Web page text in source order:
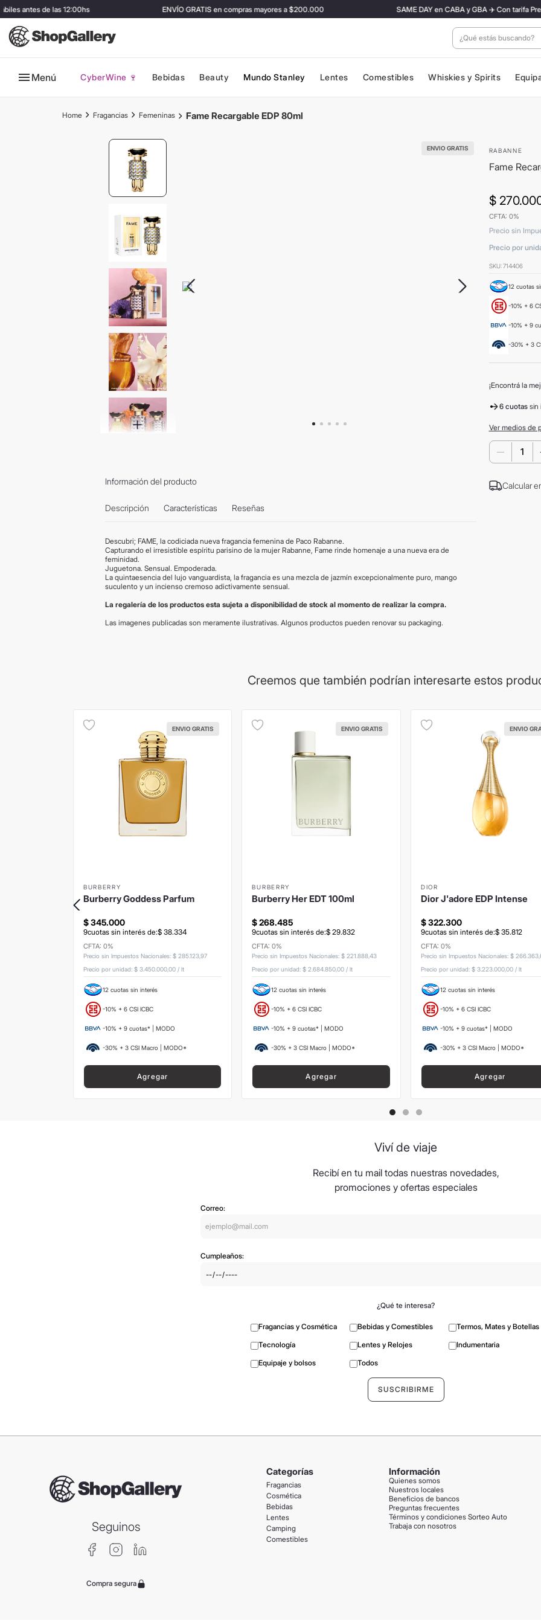
antes de las 12:00hs ENVÍO GRATIS en compras mayores a $200.000 SAME DAY en CABA y GBA ✈️ Con tarifa
¿Qué estás
Menú CyberWine 🍷 Bebidas Beauty Mundo Stanley Lentes Comestibles Whiskies y Spirits
Fragancias Femeninas Fame Recargable EDP 80ml
ENVIO GRATIS
Información del producto
Descripción Características Reseñas
Descubri; FAME, la codiciada nueva fragancia femenina de Paco Rabanne.
Capturando el irresistible espíritu parisino de la mujer Rabanne, Fame rinde homenaje a una nueva era de
feminidad.
Juguetona. Sensual. Empoderada.
La quintaesencia del lujo vanguardista, la fragancia es una mezcla de jazmín excepcionalmente puro, mango
suculento y un incienso cremoso adictivamente sensual.
La regalería de los productos esta sujeta a disponibilidad de stock al momento de realizar la compra.
Las imagenes publicadas son meramente ilustrativas. Algunos productos pueden renovar su packaging.
RABANNE
Fame
$ 270.
CFTA: 0%
Precio sin
Precio por
SKU:714406
12 cuotas
-10% + 6
-10% + 9
-30% + 3
¡Encontrá la
6 cuotas sin
Ver medios de
－
Calcular
Creemos que también podrían interesarte estos
ENVIO GRATIS
BURBERRY
Burberry Goddess Parfum
$345.000
9cuotas sin interés de:$ 38.334
CFTA: 0%
Precio sin Impuestos Nacionales: $ 285.123,97
Precio por unidad: $ 3.450.000,00/ lt
12 cuotas sin interés
-10% + 6 CSI ICBC
-10% + 9 cuotas* | MODO
-30% + 3 CSI Macro | MODO*
Agregar
ENVIO GRATIS
BURBERRY
Burberry Her EDT 100ml
$ 268.485
9cuotas sin interés de:$ 29.832
CFTA: 0%
Precio sin Impuestos Nacionales:$ 221 .888,43
Precio por unidad:$ 2.684.850,00 /lt
12 cuotas sin interés
-10% + 6 CSI ICBC
-10% + 9 cuotas* | MODO
-30% + 3 CSI Macro | MODO*
Agregar
ENVIO
DIOR
Dior J'adore EDP Intense
$322.300
9cuotas sin interés de:$ 35.812
CFTA: 0%
Precio sin Impuestos Nacionales: $ 266.363,
Precio por unidad: $ 3.223.000,00/ lt
12 cuotas sin interés
-10% + 6 CSI ICBC
-10% + 9 cuotas* | MODO
-30% + 3 CSI Macro | MODO*
Agregar
Viví de viaje
Recibí en tu mail todas nuestras novedades,
promociones y ofertas especiales
Correo:
Cumpleaños:
¿Qué te interesa?
Fragancias y Cosmética Bebidas y Comestibles
Termos, Mates y Botellas
Tecnología
Lentes y Relojes
Indumentaria
Equipaje y bolsos
Todos
Seguinos
Compra segura
Categorías
Fragancias
Cosmética
Bebidas
Lentes
Camping
Comestibles
Información
Quienes somos
Nuestros locales
Beneficios de bancos
Preguntas frecuentes
Términos y condiciones Sorteo Auto
Trabaja con nosotros